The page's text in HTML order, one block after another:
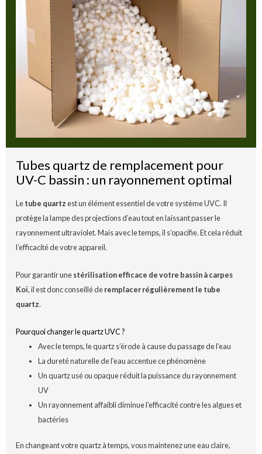
Tubes quartz de remplacement pour
UV-C bassin : un rayonnement optimal
Letube quartzest un élément essentiel de votre système UVC. Il
protège la lampe des projections d’eau tout en laissant passer le
rayonnement ultraviolet. Mais avec le temps, il s’opacifie. Et cela réduit
l’efficacité de votre appareil.
Pour garantir unestérilisation efficace de votre bassin à carpes
Koï, il est donc conseillé deremplacer régulièrement le tube
quartz.
Pourquoi changer le quartz UVC ?
Avec le temps, le quartz s’érode à cause du passage de l’eau
La dureté naturelle de l’eau accentue ce phénomène
Un quartz usé ou opaque réduit la puissance du rayonnement
UV
Un rayonnement affaibli diminue l’efficacité contre les algues et
bactéries
En changeant votre quartz à temps, vous maintenez une eau claire,